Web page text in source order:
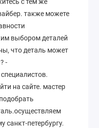
также можете
выбором деталей
что деталь может
-
на сайте. мастер
санкт-петербургу.